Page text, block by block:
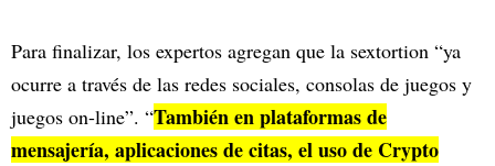
Para finalizar, los expertos agregan que la sextortion “ya
ocurre a través de las redes sociales, consolas de juegos y
juegos on-line”. “También en plataformas de
mensajería, aplicaciones de citas, el uso de Crypto